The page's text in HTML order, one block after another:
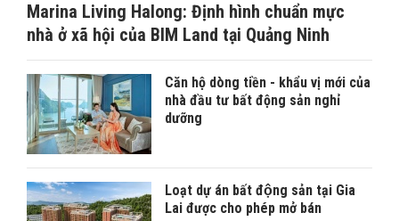
Marina Living Halong: Định hình chuẩn mực
nhà ở xã hội của BIM Land tại Quảng Ninh
Căn hộ dòng tiền - khẩu vị mới của
nhà đầu tư bất động sản nghỉ
dưỡng
Loạt dự án bất động sản tại Gia
Lai được cho phép mở bán